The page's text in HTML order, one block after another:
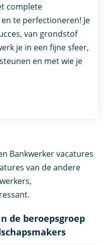
complete
te perfectioneren! Je
van grondstof
je in een fijne sfeer,
en met wie je
Bankwerker vacatures
van de andere
de beroepsgroep